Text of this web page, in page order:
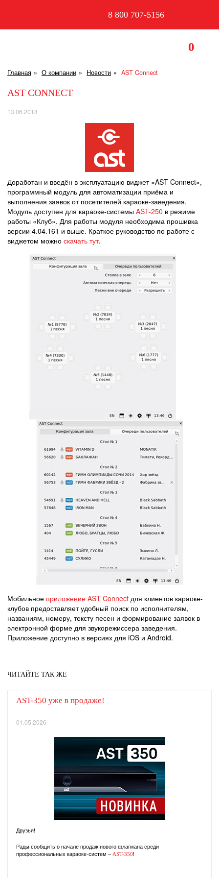
8 800 707-5156
0
Главная О компании Новости AST Connect
AST CONNECT
13.06.2018
Доработан и введён в эксплуатацию виджет «AST Connect»,
программный модуль для автоматизации приёма и
выполнения заявок от посетителей караоке-заведения.
Модуль доступен для караоке-системы AST-250 в режиме
работы «Клуб». Для работы модуля необходима прошивка
версии 4.04.161 и выше. Краткое руководство по работе с
виджетом можно скачать тут.
Мобильное приложение AST Connect для клиентов караоке-
клубов предоставляет удобный поиск по исполнителям,
названиям, номеру, тексту песен и формирование заявок в
электронной форме для звукорежиссера заведения.
Приложение доступно в версиях для iOS и Android.
ЧИТАЙТЕ ТАК ЖЕ
AST-350 уже в продаже!
01.05.2026
Друзья!
Рады сообщить о начале продаж нового флагмана среди
профессиональных караоке-систем – AST-350!